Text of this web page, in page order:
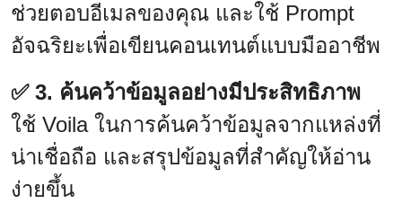
ช่วยตอบอีเมลของคุณ และใช้ Prompt
อัจฉริยะเพื่อเขียนคอนเทนต์แบบมืออาชีพ
✅ 3. ค้นคว้าข้อมูลอย่างมีประสิทธิภาพ
ใช้ Voila ในการค้นคว้าข้อมูลจากแหล่งที่
น่าเชื่อถือ และสรุปข้อมูลที่สำคัญให้อ่าน
ง่ายขึ้น